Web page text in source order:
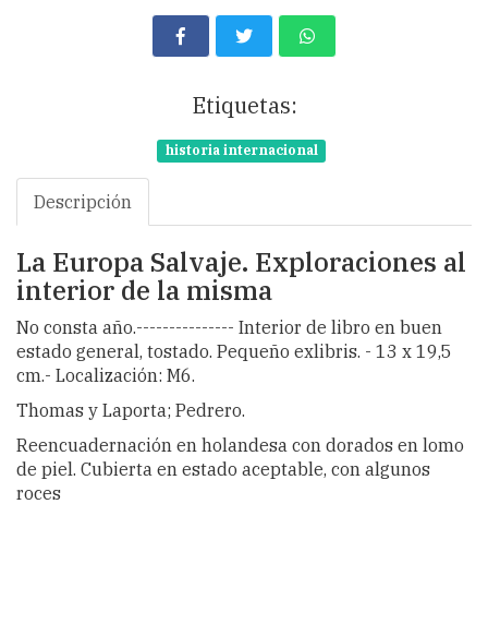
Etiquetas:
historia internacional
Descripción
La Europa Salvaje. Exploraciones al
interior de la misma
No consta año.--------------- Interior de libro en buen
estado general, tostado. Pequeño exlibris. - 13 x 19,5
cm.- Localización: M6.
Thomas y Laporta; Pedrero.
Reencuadernación en holandesa con dorados en lomo
de piel. Cubierta en estado aceptable, con algunos
roces